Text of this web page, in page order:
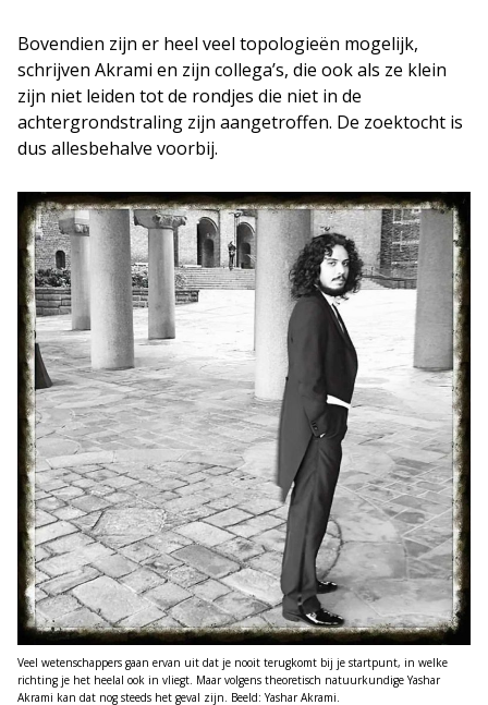
Bovendien zijn er heel veel topologieën mogelijk,
schrijven Akrami en zijn collega’s, die ook als ze klein
zijn niet leiden tot de rondjes die niet in de
achtergrondstraling zijn aangetroffen. De zoektocht is
dus allesbehalve voorbij.
Veel wetenschappers gaan ervan uit dat je nooit terugkomt bij je startpunt, in welke
richting je het heelal ook in vliegt. Maar volgens theoretisch natuurkundige Yashar
Akrami kan dat nog steeds het geval zijn. Beeld: Yashar Akrami.